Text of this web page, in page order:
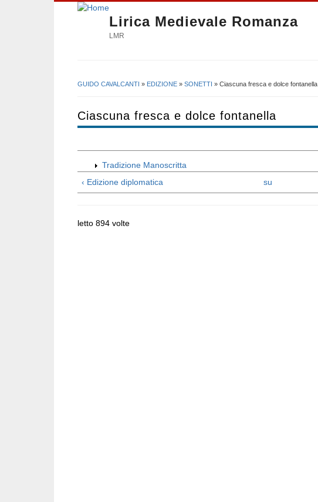
Lirica Medievale Romanza
LMR
GUIDO CAVALCANTI » EDIZIONE » SONETTI » Ciascuna fresca e dolce fontanella
Ciascuna fresca e dolce fontanella
Tradizione Manoscritta
‹ Edizione diplomatica
su
letto 894 volte